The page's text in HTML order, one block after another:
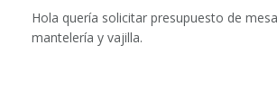
Hola quería solicitar presupuesto de
mantelería y vajilla.